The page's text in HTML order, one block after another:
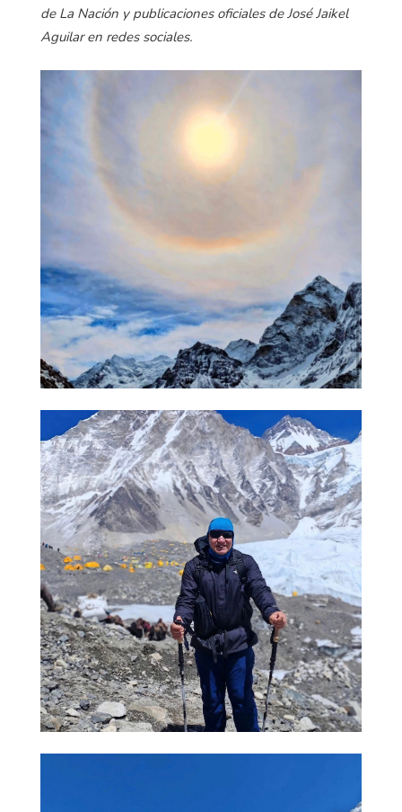
de La Nación y publicaciones oficiales de José Jaikel
Aguilar en redes sociales.